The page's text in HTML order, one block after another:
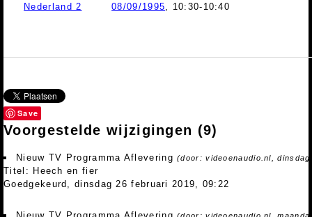
Nederland 2
08/09/1995 , 10:30-10:40
Save
Voorgestelde wijzigingen (9)
Nieuw TV Programma Aflevering(door: videoenaudio.nl,
Titel: Heech en fier
Goedgekeurd, dinsdag 26 februari 2019, 09:22